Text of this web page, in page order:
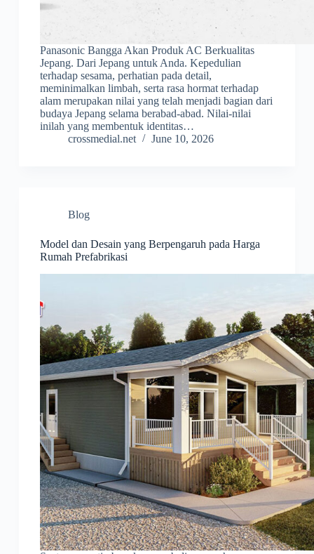
Panasonic Bangga Akan Produk AC Berkualitas
Jepang. Dari Jepang untuk Anda. Kepedulian
terhadap sesama, perhatian pada detail,
meminimalkan limbah, serta rasa hormat terhadap
alam merupakan nilai yang telah menjadi bagian dari
budaya Jepang selama berabad-abad. Nilai-nilai
inilah yang membentuk identitas…
crossmedial.net
June 10, 2026
Blog
Model dan Desain yang Berpengaruh pada Harga
Rumah Prefabrikasi